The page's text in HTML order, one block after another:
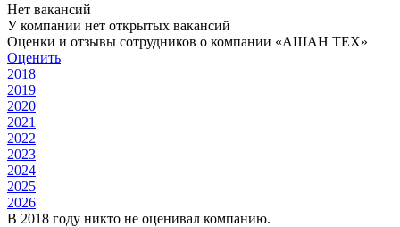
Нет вакансий
У компании нет открытых вакансий
Оценки и отзывы сотрудников о компании «АШАН ТЕХ»
Оценить
2018
2019
2020
2021
2022
2023
2024
2025
2026
В 2018 году никто не оценивал компанию.